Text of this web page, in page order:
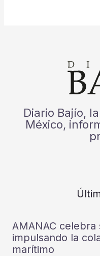
Diario Bajío,
México,
AMANAC
impulsando la
marítimo